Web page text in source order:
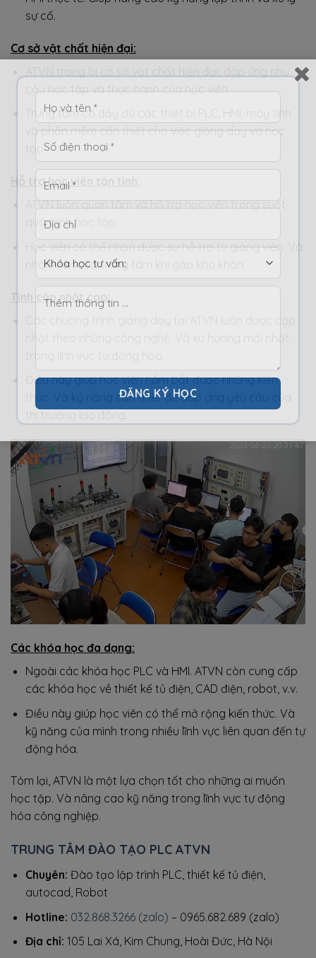
sự cố.
Cơ sở vật chất hiện đại:
cầu học tập và thực hành của học viên.
Trung tâm có đầy đủ các thiết bị PLC, HMI, máy tính
và phần mềm cần thiết cho việc giảng dạy và học
tập.
Hỗ trợ học viên tận tình:
ATVN luôn quan tâm và hỗ trợ học viên trong suốt
quá trình học tập.
Học viên có thể nhận được sự hỗ trợ từ giảng viên. Và
nhân viên của trung tâm khi gặp khó khăn.
Tính cập nhật cao:
Điều này giúp học viên nắm bắt được những kiến
thức. Và kỹ năng cần thiết để đáp ứng yêu cầu của
Các khóa học đa dạng:
Ngoài các khóa học PLC và HMI. ATVN còn cung cấp
các khóa học về thiết kế tủ điện, CAD điện, robot, v.v.
Điều này giúp học viên có thể mở rộng kiến thức. Và
kỹ năng của mình trong nhiều lĩnh vực liên quan đến tự
động hóa.
Tóm lại, ATVN là một lựa chọn tốt cho những ai muốn
học tập. Và nâng cao kỹ năng trong lĩnh vực tự động
hóa công nghiệp.
TRUNG TÂM ĐÀO TẠO PLC ATVN
Chuyên: Đào tạo lập trình PLC, thiết kế tủ điện,
autocad, Robot
Hotline: 032.868.3266 (zalo) – 0965.682.689 (zalo)
Địa chỉ: 105 Lai Xá, Kim Chung, Hoài Đức, Hà Nội